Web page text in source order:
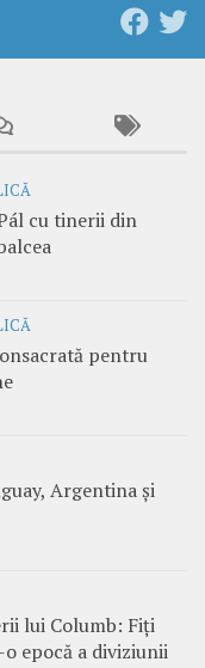
cu tinerii din
pentru
Argentina și
lui Columb: Fiți
epocă a diviziunii